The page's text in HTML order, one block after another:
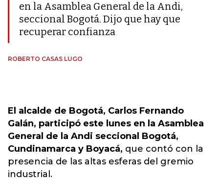
en la Asamblea General de la Andi,
seccional Bogotá. Dijo que hay que
recuperar confianza
ROBERTO CASAS LUGO
El alcalde de Bogotá, Carlos Fernando
Galán, participó este lunes en la Asamblea
General de la Andi seccional Bogotá,
Cundinamarca y Boyacá, que contó con la
presencia de las altas esferas del gremio
industrial.